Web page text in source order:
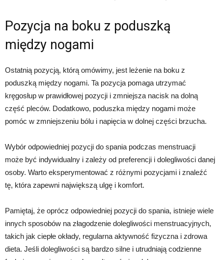
Pozycja na boku z poduszką
między nogami
Ostatnią pozycją, którą omówimy, jest leżenie na boku z
poduszką między nogami. Ta pozycja pomaga utrzymać
kręgosłup w prawidłowej pozycji i zmniejsza nacisk na dolną
część pleców. Dodatkowo, poduszka między nogami może
pomóc w zmniejszeniu bólu i napięcia w dolnej części brzucha.
Wybór odpowiedniej pozycji do spania podczas menstruacji
może być indywidualny i zależy od preferencji i dolegliwości danej
osoby. Warto eksperymentować z różnymi pozycjami i znaleźć
tę, która zapewni największą ulgę i komfort.
Pamiętaj, że oprócz odpowiedniej pozycji do spania, istnieje wiele
innych sposobów na złagodzenie dolegliwości menstruacyjnych,
takich jak ciepłe okłady, regularna aktywność fizyczna i zdrowa
dieta. Jeśli dolegliwości są bardzo silne i utrudniają codzienne